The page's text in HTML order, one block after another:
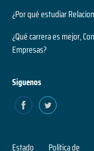
¿Por qué estudiar
¿Qué carrera es mejor,
Empresas?
Siguenos
Estado Política de